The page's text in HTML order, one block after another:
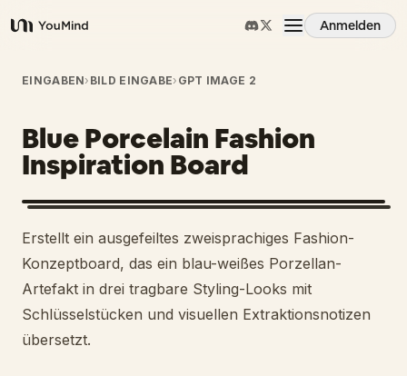
YouMind
Anmelden
Übersicht
Anwendungsfälle
Fähigkeiten
Prompts
Preise
EINGABEN› BILD EINGABE› GPT IMAGE 2
Blue Porcelain Fashion
Inspiration Board
Erstellt ein ausgefeiltes zweisprachiges Fashion-
Konzeptboard, das ein blau-weißes Porzellan-
Artefakt in drei tragbare Styling-Looks mit
Schlüsselstücken und visuellen Extraktionsnotizen
übersetzt.